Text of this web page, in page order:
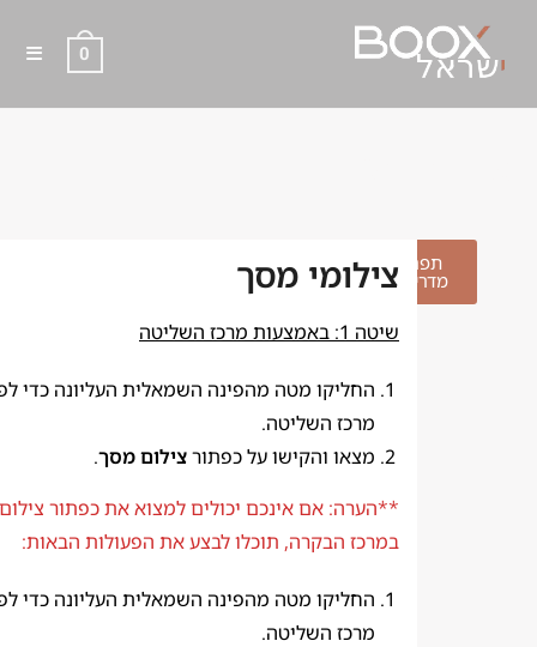
0
תפריט
מדריכיםצילומי מסך
שיטה 1: באמצעות מרכז השליטה
החליקו מטה מהפינה השמאלית העליונה כדי
מרכז השליטה.
מצאו והקישו על כפתורצילום מסך.
**הערה: אם אינכם יכולים למצוא את כפתור
במרכז הבקרה, תוכלו לבצע את הפעולות הבאות:
החליקו מטה מהפינה השמאלית העליונה כדי
מרכז השליטה.